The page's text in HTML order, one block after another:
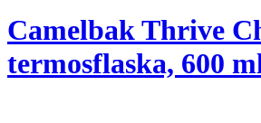
Camelbak Thrive
termosflaska, 600